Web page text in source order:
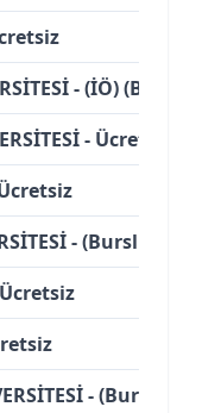
- (İÖ) (Burslu)
- Ücretsiz
- (Burslu)
- (Burslu)